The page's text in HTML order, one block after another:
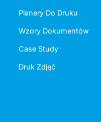
Planery Do Druku
Wzory Dokumentów
Case Study
Druk Zdjęć